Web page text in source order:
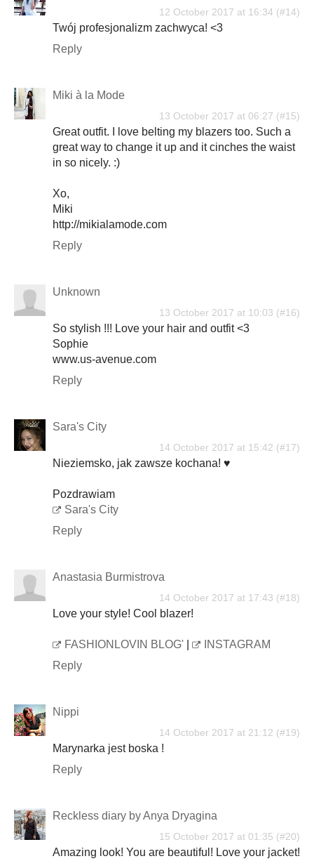
12 October 2017 at 16:34
Twój profesjonalizm zachwyca! <3
Reply
Miki à la Mode
13 October 2017 at 06:27
Great outfit. I love belting my blazers too. Such a
great way to change it up and it cinches the waist
in so nicely. :)
Xo,
Miki
http://mikialamode.com
Reply
Unknown
13 October 2017 at 10:03
So stylish !!! Love your hair and outfit <3
Sophie
www.us-avenue.com
Reply
Sara's City
14 October 2017 at 15:42
Nieziemsko, jak zawsze kochana! ♥
Pozdrawiam
Sara's City
Reply
Anastasia Burmistrova
14 October 2017 at 17:43
Love your style! Cool blazer!
FASHIONLOVIN BLOG'
INSTAGRAM
Reply
Nippi
14 October 2017 at 21:12
Marynarka jest boska !
Reply
Reckless diary by Anya Dryagina
15 October 2017 at 01:35
Amazing look! You are beautiful! Love your jacket!